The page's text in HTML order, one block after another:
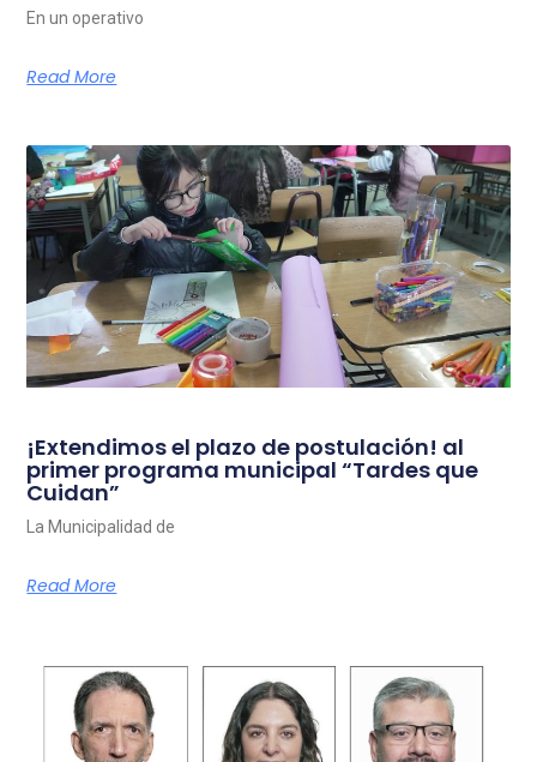
En un operativo
Read More
¡Extendimos el plazo de postulación! al
primer programa municipal “Tardes que
Cuidan”
La Municipalidad de
Read More